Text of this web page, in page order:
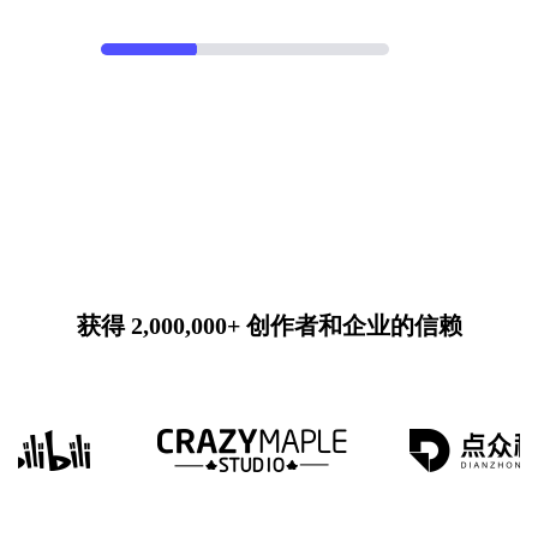
获得 2,000,000+ 创作者和企业的信赖